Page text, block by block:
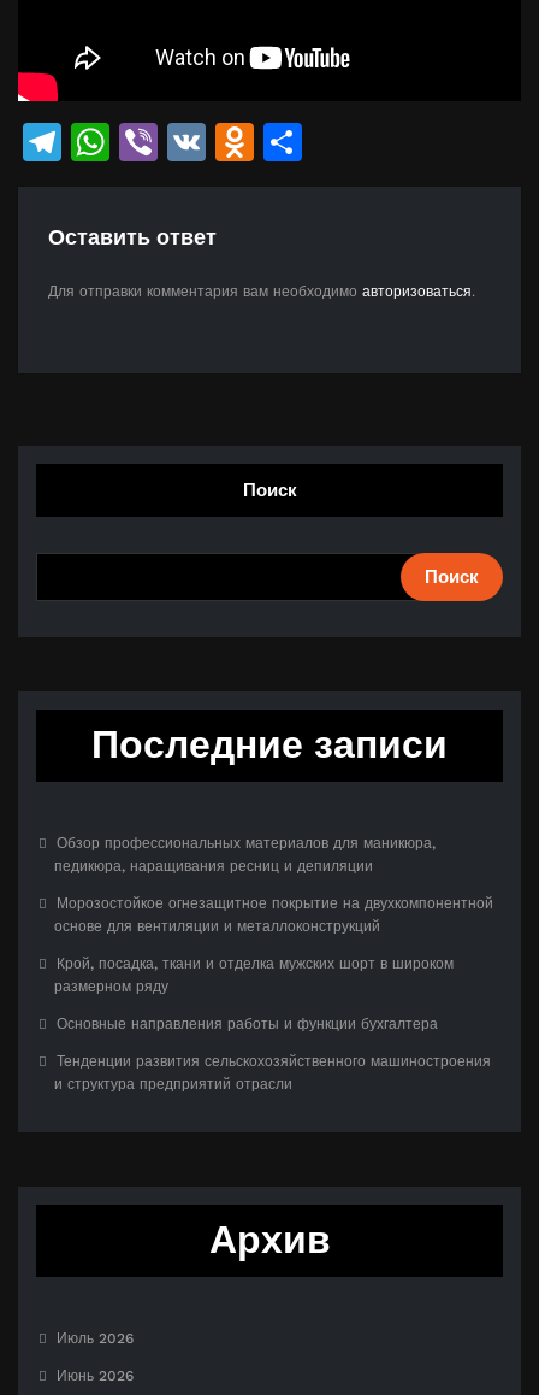
Telegram
WhatsApp
Viber
VK Odnoklassniki
Оставить ответ
Для отправки комментария вам необходимо авторизоваться.
Поиск
Поиск
Последние записи
Обзор профессиональных материалов для маникюра,
педикюра, наращивания ресниц и депиляции
Морозостойкое огнезащитное покрытие на двухкомпонентной
основе для вентиляции и металлоконструкций
Крой, посадка, ткани и отделка мужских шорт в широком
размерном ряду
Основные направления работы и функции бухгалтера
Тенденции развития сельскохозяйственного машиностроения
и структура предприятий отрасли
Архив
Июль 2026
Июнь 2026